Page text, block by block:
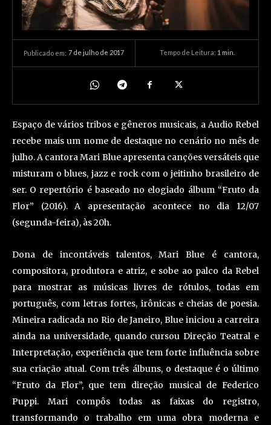
Publicado em: 7 de julho de 2017 Tempo de Leitura: 1 min.
Espaço de vários tribos e gêneros musicais, a Audio Rebel
recebe mais um nome de destaque no cenário no mês de
julho. A cantora Mari Blue apresenta canções versáteis que
misturam o blues, jazz e rock com o jeitinho brasileiro de
ser. O repertório é baseado no elogiado álbum “Fruto da
Flor” (2016). A apresentação acontece no dia 12/07
(segunda-feira), às 20h.
Dona de incontáveis talentos, Mari Blue é cantora,
compositora, produtora e atriz, e sobe ao palco da Rebel
para mostrar as músicas livres de rótulos, todas em
português, com letras fortes, irônicas e cheias de poesia.
Mineira radicada no Rio de Janeiro, Blue iniciou a carreira
ainda na universidade, quando cursou Direção Teatral e
Interpretação, experiência que tem forte influência sobre
sua criação atual. Com três álbuns, o destaque é o último
“Fruto da Flor”, que tem direção musical de Federico
Puppi. Mari compôs todas as faixas do registro,
transformando o trabalho em uma obra moderna e